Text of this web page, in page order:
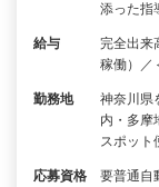
添った指
給与
完全出
稼働）／
勤務地
神奈川県
内・多摩
スポット
応募資格
要普通